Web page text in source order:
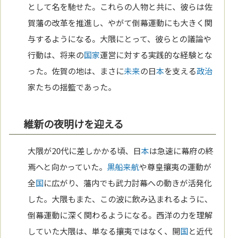
として名を馳せた。これらの人物と共に、彼らは佐
賀藩の改革を推進し、やがて倒幕運動にも大きく関
与するようになる。大隈にとって、彼らとの議論や
行動は、将来の国家運営に対する実践的な経験とな
った。佐賀の地は、まさに未来の日本を支える政治
家たちの揺籃であった。
維新の夜明けを迎える
大隈が20代に差しかかる頃、日本は急速に幕府の終
焉へと向かっていた。 黒船来航や尊皇攘夷の運動が
全国に広がり、藩内でも武力討幕への動きが活発化
した。大隈もまた、この波に飲み込まれるように、
倒幕運動に深く関わるようになる。西洋の力を理解
していた大隈は、単なる攘夷ではなく、開国と近代